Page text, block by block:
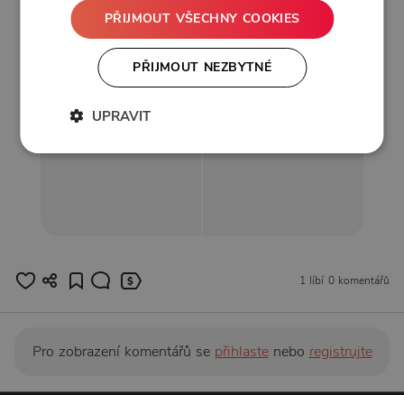
1 líbí 0 komentářů
Pro zobrazení komentářů se přihlastenebo registrujte
PŘIJMOUT VŠECHNY COOKIES
PŘIJMOUT NEZBYTNÉ
UPRAVIT